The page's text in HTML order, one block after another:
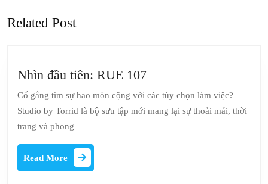
post:
Related Post
Nhìn đầu tiên: RUE 107Nhìn
đầu
RUE
Cố gắng tìm sự hao mòn cộng với các tùy chọn làm việc?
Studio by Torrid là bộ sưu tập mới mang lại sự thoải mái, thời
trang và phong
Read More
More